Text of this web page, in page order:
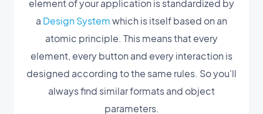
element of your application is standardized by
a Design Systemwhich is itself based on an
atomic principle. This means that every
element, every button and every interaction is
designed according to the same rules. So you'll
always find similar formats and object
parameters.